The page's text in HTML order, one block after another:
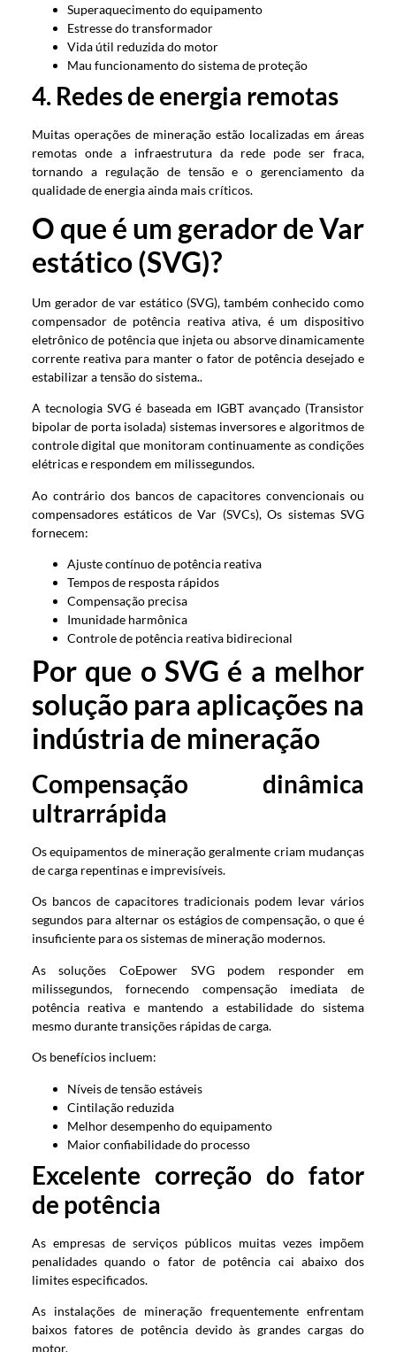
Superaquecimento do equipamento
Estresse do transformador
Vida útil reduzida do motor
Mau funcionamento do sistema de proteção
4. Redes de energia remotas
Muitas operações de mineração estão localizadas em áreas
remotas onde a infraestrutura da rede pode ser fraca,
tornando a regulação de tensão e o gerenciamento da
qualidade de energia ainda mais críticos.
O que é um gerador de Var
estático (SVG)?
Um gerador de var estático (SVG), também conhecido como
compensador de potência reativa ativa, é um dispositivo
eletrônico de potência que injeta ou absorve dinamicamente
corrente reativa para manter o fator de potência desejado e
estabilizar a tensão do sistema..
A tecnologia SVG é baseada em IGBT avançado (Transistor
bipolar de porta isolada) sistemas inversores e algoritmos de
controle digital que monitoram continuamente as condições
elétricas e respondem em milissegundos.
Ao contrário dos bancos de capacitores convencionais ou
compensadores estáticos de Var (SVCs), Os sistemas SVG
fornecem:
Ajuste contínuo de potência reativa
Tempos de resposta rápidos
Compensação precisa
Imunidade harmônica
Controle de potência reativa bidirecional
Por que o SVG é a melhor
solução para aplicações na
indústria de mineração
Compensação dinâmica
ultrarrápida
Os equipamentos de mineração geralmente criam mudanças
de carga repentinas e imprevisíveis.
Os bancos de capacitores tradicionais podem levar vários
segundos para alternar os estágios de compensação, o que é
insuficiente para os sistemas de mineração modernos.
As soluções CoEpower SVG podem responder em
milissegundos, fornecendo compensação imediata de
potência reativa e mantendo a estabilidade do sistema
mesmo durante transições rápidas de carga.
Os benefícios incluem:
Níveis de tensão estáveis
Cintilação reduzida
Melhor desempenho do equipamento
Maior confiabilidade do processo
Excelente correção do fator
de potência
As empresas de serviços públicos muitas vezes impõem
penalidades quando o fator de potência cai abaixo dos
limites especificados.
As instalações de mineração frequentemente enfrentam
baixos fatores de potência devido às grandes cargas do
motor.